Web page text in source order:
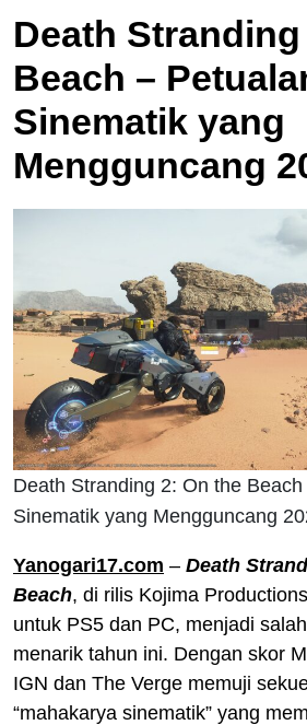
Death
Beach –
Sinematik yang
Mengguncang
Death Stranding 2: On the
Sinematik yang Mengguncang
Yanogari17.com – Death
Beach, di rilis Kojima
untuk PS5 dan PC, menjadi
menarik tahun ini. Dengan skor
IGN dan The Verge memuji
“mahakarya sinematik” yang